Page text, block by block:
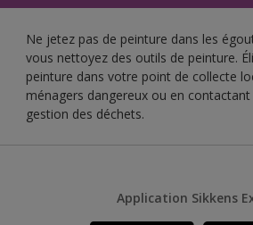
Ne jetez pas de peinture dans les
vous nettoyez des outils de peinture.
peinture dans votre point de collecte
ménagers dangereux ou en
gestion des déchets.
Application Sikkens